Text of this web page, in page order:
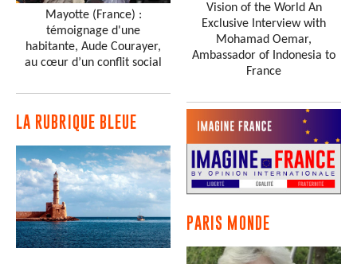
Mayotte (France) :
témoignage d'une
habitante, Aude Courayer,
au cœur d’un conflit social
LA RUBRIQUE BLEUE
Vision of the World An
Exclusive Interview with
Mohamad Oemar,
Ambassador of Indonesia to
France
PARIS MONDE